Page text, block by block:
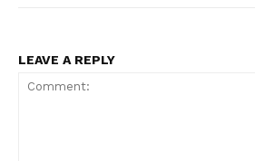
LEAVE A REPLY